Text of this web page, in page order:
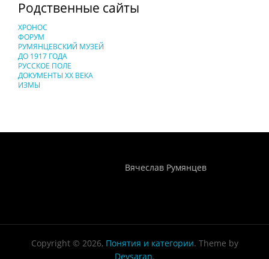
Родственные сайты
ХРОНОС
ФОРУМ
РУМЯНЦЕВСКИЙ МУЗЕЙ
ДО 1917 ГОДА
РУССКОЕ ПОЛЕ
ДОКУМЕНТЫ XX ВЕКА
ИЗМЫ
Вячеслав Румянцев
Copyright © 2026, Понятия и категории. Theme by
Devsaran.